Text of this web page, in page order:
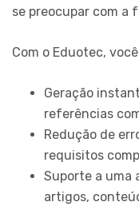
se preocupar com a
Com o Eduotec,
Geração
referências
Redução de
requisitos
Suporte a uma
artigos,